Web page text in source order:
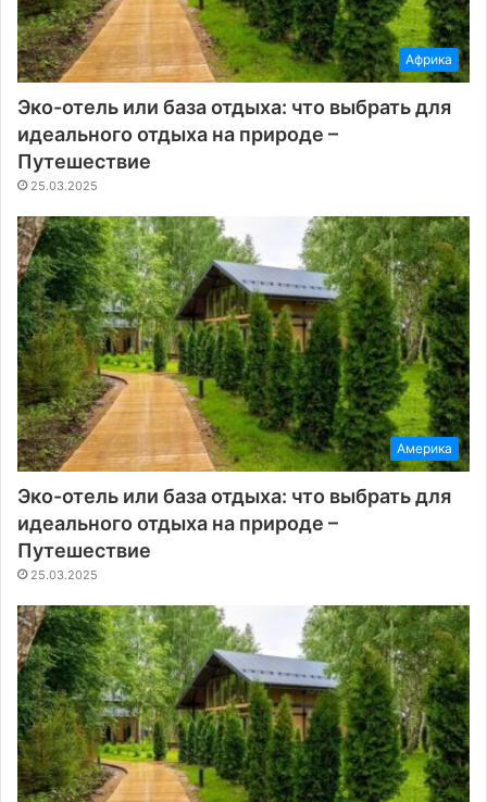
Африка
Эко-отель или база отдыха: что выбрать для
идеального отдыха на природе –
Путешествие
25.03.2025
Америка
Эко-отель или база отдыха: что выбрать для
идеального отдыха на природе –
Путешествие
25.03.2025